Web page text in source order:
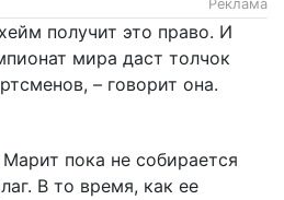
Реклама
получит это право. И
мира даст толчок
– говорит она.
пока не собирается
В то время, как ее